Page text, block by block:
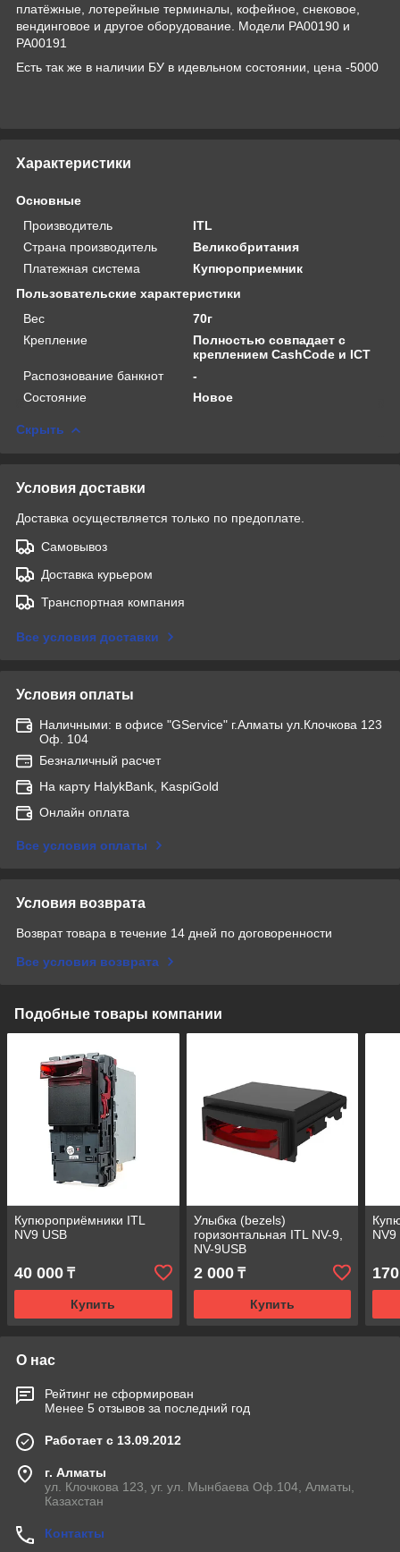
платёжные, лотерейные терминалы, кофейное, снековое,
вендинговое и другое оборудование. Модели PA00190 и
PA00191
Есть так же в наличии БУ в идевльном состоянии, цена -5000
Характеристики
Основные
Производитель
ITL
Страна производитель
Великобритания
Платежная система
Купюроприемник
Пользовательские характеристики
Вес
70г
Крепление
Полностью совпадает с
креплением CashCode и ICT
Распознование банкнот
-
Состояние
Новое
Скрыть
Условия доставки
Доставка осуществляется только по предоплате.
Самовывоз
Доставка курьером
Транспортная компания
Все условия доставки
Условия оплаты
Наличными: в офисе "GService" г.Алматы ул.Клочкова 123
Оф. 104
Безналичный расчет
На карту HalykBank, KaspiGold
Онлайн оплата
Все условия оплаты
Условия возврата
Возврат товара в течение 14 дней по договоренности
Все условия возврата
Подобные товары компании
Купюроприёмники ITL
NV9 USB
40 000 ₸
Купить
Улыбка (bezels)
горизонтальная ITL NV-9,
NV-9USB
2 000₸
Купить
NV9
О нас
Рейтинг не сформирован
Менее 5 отзывов за последний год
Работает с 13.09.2012
г. Алматы
ул. Клочкова 123, уг. ул. Мынбаева Оф.104, Алматы,
Казахстан
Контакты